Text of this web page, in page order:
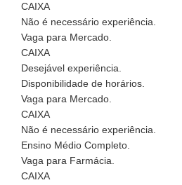
CAIXA
Não é necessário experiência.
Vaga para Mercado.
CAIXA
Desejável experiência.
Disponibilidade de horários.
Vaga para Mercado.
CAIXA
Não é necessário experiência.
Ensino Médio Completo.
Vaga para Farmácia.
CAIXA